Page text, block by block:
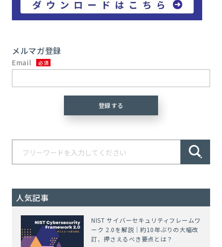
メルマガ登録
Email
人気記事
NIST サイバーセキュリティフレームワ
ーク 2.0を解説｜約10年ぶりの大幅改
訂、押さえるべき要点とは？